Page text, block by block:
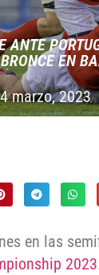
ANTE
EN
4 marzo, 2023
en las
2023